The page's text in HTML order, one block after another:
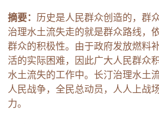
摘要： 历史是人民群众创造的，群
治理水土流失走的就是群众路线，
群众的积极性。由于政府发放燃料
活的实际困难，因此广大人民群众
水土流失的工作中。长汀治理水土
人民战争，全民总动员，人人上战
力。